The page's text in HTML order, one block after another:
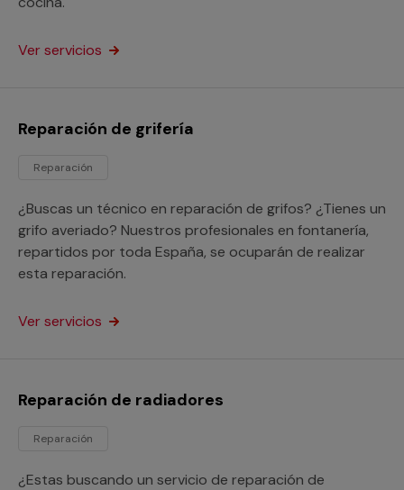
Ver servicios
Reparación de grifería
Reparación
¿Buscas un técnico en reparación de grifos? ¿Tienes un
grifo averiado? Nuestros profesionales en fontanería,
repartidos por toda España, se ocuparán de realizar
esta reparación.
Ver servicios
Reparación de radiadores
Reparación
¿Estas buscando un servicio de reparación de